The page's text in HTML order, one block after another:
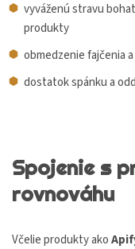
vyváženú stravu
produkty
obmedzenie fajčenia
dostatok spánku a
Spojenie s
rovnováhu
Včelie produkty ako